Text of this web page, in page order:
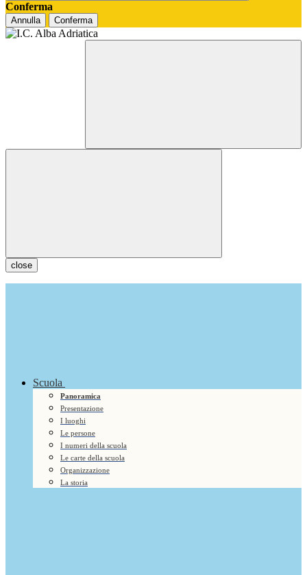
Conferma
Annulla Conferma
close
Scuola
Panoramica
Presentazione
I luoghi
Le persone
I numeri della scuola
Le carte della scuola
Organizzazione
La storia